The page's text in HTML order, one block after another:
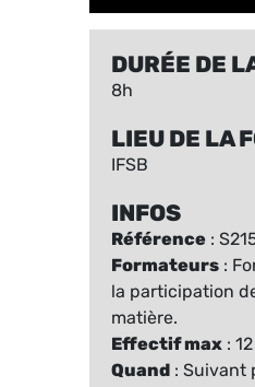
DURÉE DE
8h
LIEU DE LA
IFSB
INFOS
Référence :
Formateurs :
la participation
matière.
Effectif max :
Quand : Suivant